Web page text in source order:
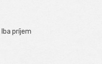
Iba príjem